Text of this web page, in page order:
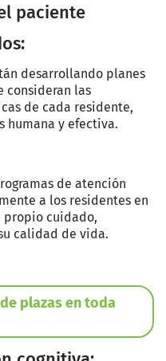
paciente
desarrollando planes
consideran las
de cada residente,
humana y efectiva.
de atención
a los residentes en
propio cuidado,
calidad de vida.
plazas en toda